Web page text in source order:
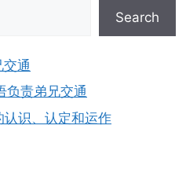
Search
通
负责弟兄交通
识、认定和运作